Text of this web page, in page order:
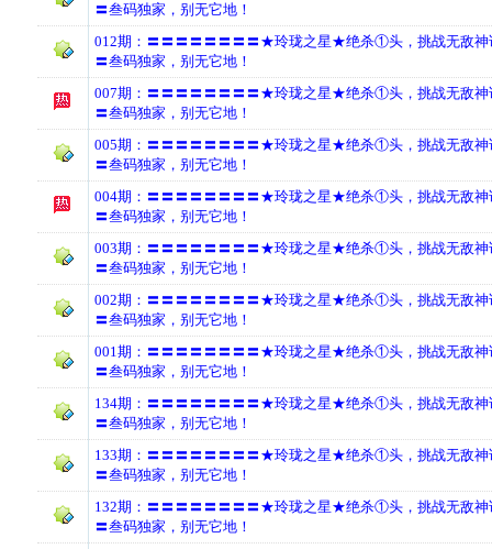
〓叁码独家，别无它地！
012期：〓〓〓〓〓〓〓〓★玲珑之星★绝杀①头，挑战无敌神
〓叁码独家，别无它地！
007期：〓〓〓〓〓〓〓〓★玲珑之星★绝杀①头，挑战无敌神
〓叁码独家，别无它地！
005期：〓〓〓〓〓〓〓〓★玲珑之星★绝杀①头，挑战无敌神
〓叁码独家，别无它地！
004期：〓〓〓〓〓〓〓〓★玲珑之星★绝杀①头，挑战无敌神
〓叁码独家，别无它地！
003期：〓〓〓〓〓〓〓〓★玲珑之星★绝杀①头，挑战无敌神
〓叁码独家，别无它地！
002期：〓〓〓〓〓〓〓〓★玲珑之星★绝杀①头，挑战无敌神
〓叁码独家，别无它地！
001期：〓〓〓〓〓〓〓〓★玲珑之星★绝杀①头，挑战无敌神
〓叁码独家，别无它地！
134期：〓〓〓〓〓〓〓〓★玲珑之星★绝杀①头，挑战无敌神
〓叁码独家，别无它地！
133期：〓〓〓〓〓〓〓〓★玲珑之星★绝杀①头，挑战无敌神
〓叁码独家，别无它地！
132期：〓〓〓〓〓〓〓〓★玲珑之星★绝杀①头，挑战无敌神
〓叁码独家，别无它地！